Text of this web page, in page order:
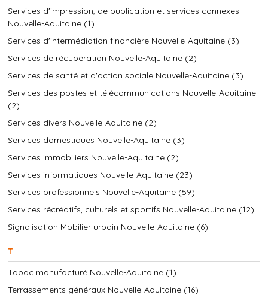
Services d'impression, de publication et services connexes
Nouvelle-Aquitaine (1)
Services d'intermédiation financière Nouvelle-Aquitaine (3)
Services de récupération Nouvelle-Aquitaine (2)
Services de santé et d'action sociale Nouvelle-Aquitaine (3)
Services des postes et télécommunications Nouvelle-Aquitaine
(2)
Services divers Nouvelle-Aquitaine (2)
Services domestiques Nouvelle-Aquitaine (3)
Services immobiliers Nouvelle-Aquitaine (2)
Services informatiques Nouvelle-Aquitaine (23)
Services professionnels Nouvelle-Aquitaine (59)
Services récréatifs, culturels et sportifs Nouvelle-Aquitaine (12)
Signalisation Mobilier urbain Nouvelle-Aquitaine (6)
T
Tabac manufacturé Nouvelle-Aquitaine (1)
Terrassements généraux Nouvelle-Aquitaine (16)